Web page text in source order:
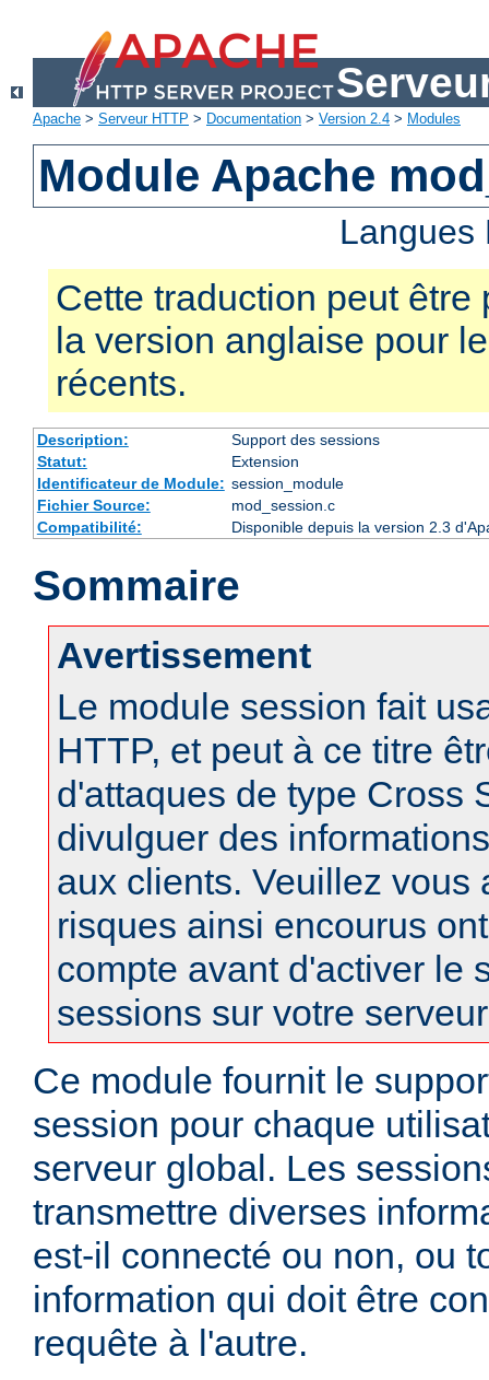
Apache > Serveur HTTP > Documentation > Version 2.4 > Modules
Module Apache
Cette traduction peut être
la version anglaise pour
récents.
Description:
Support des sessions
Statut:
Extension
Identificateur de Module: session_module
Fichier Source:
mod_session.c
Compatibilité:
Disponible depuis la version 2.3
Sommaire
Avertissement
Le module session fait
HTTP, et peut à ce titre
d'attaques de type Cross
divulguer des
aux clients. Veuillez vous
risques ainsi encourus
compte avant d'activer le
sessions sur votre
Ce module fournit le
session pour chaque
serveur global. Les
transmettre diverses
est-il connecté ou non, ou
information qui doit être
requête à l'autre.